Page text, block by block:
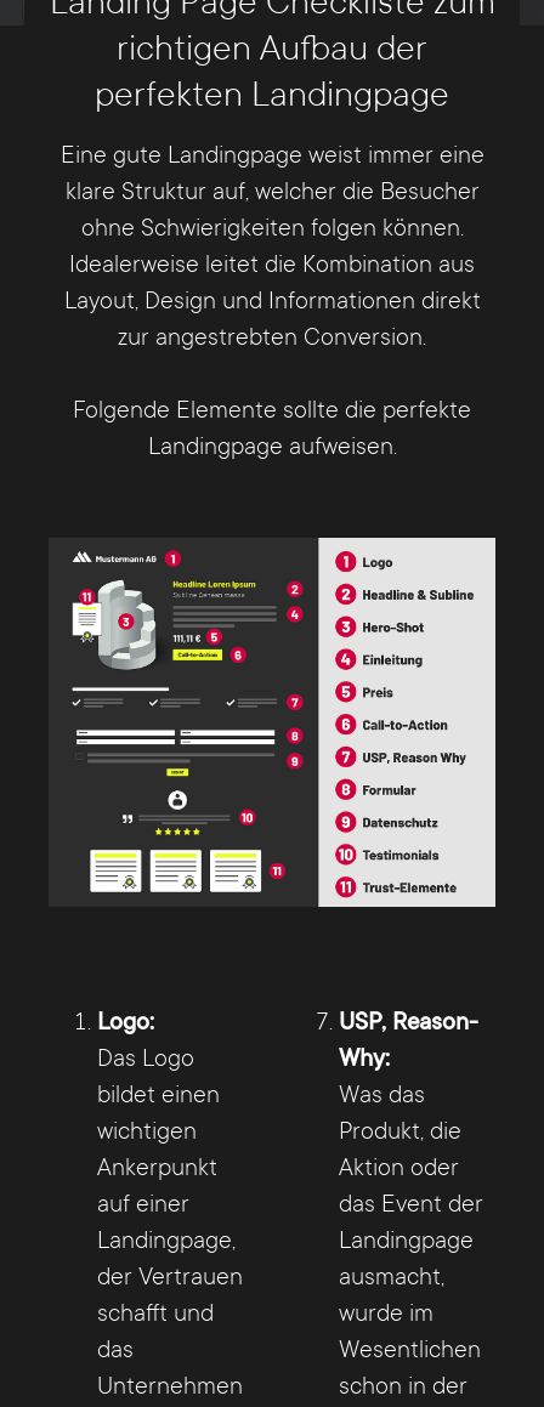
richtigen Aufbau der
perfekten Landingpage
Eine gute Landingpage weist immer eine
klare Struktur auf, welcher die Besucher
ohne Schwierigkeiten folgen können.
Idealerweise leitet die Kombination aus
Layout, Design und Informationen direkt
zur angestrebten Conversion.
Folgende Elemente sollte die perfekte
Landingpage aufweisen.
Logo:
Das Logo
bildet einen
wichtigen
Ankerpunkt
auf einer
Landingpage,
der Vertrauen
schafft und
das
Unternehmen
USP, Reason-
Why:
Was das
Produkt, die
Aktion oder
das Event der
Landingpage
ausmacht,
wurde im
Wesentlichen
schon in der